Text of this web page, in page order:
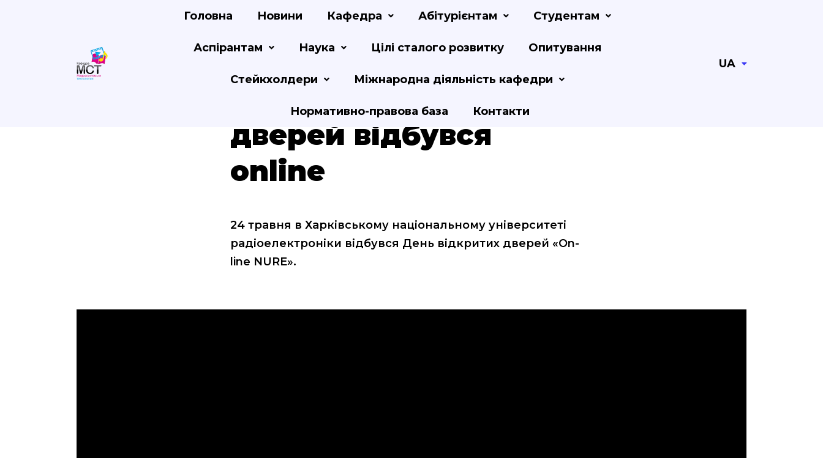
Головна Новини Кафедра Абітурієнтам Студентам
Аспірантам Наука Цілі сталого розвитку Опитування
Стейкхолдери Міжнародна діяльність кафедри
Нормативно-правова база Контакти
UA
День відкритих
дверей відбувся
online
24 травня в Харківському національному університеті
радіоелектроніки відбувся День відкритих дверей «On-
line NURE».